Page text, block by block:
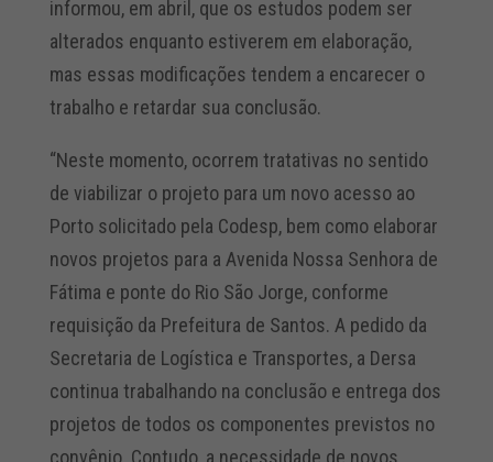
informou, em abril, que os estudos podem ser
alterados enquanto estiverem em elaboração,
mas essas modificações tendem a encarecer o
trabalho e retardar sua conclusão.
“Neste momento, ocorrem tratativas no sentido
de viabilizar o projeto para um novo acesso ao
Porto solicitado pela Codesp, bem como elaborar
novos projetos para a Avenida Nossa Senhora de
Fátima e ponte do Rio São Jorge, conforme
requisição da Prefeitura de Santos. A pedido da
Secretaria de Logística e Transportes, a Dersa
continua trabalhando na conclusão e entrega dos
projetos de todos os componentes previstos no